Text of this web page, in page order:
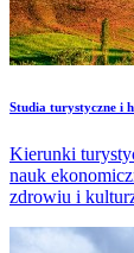
Studia turystyczne i
Kierunki
nauk
zdrowiu i